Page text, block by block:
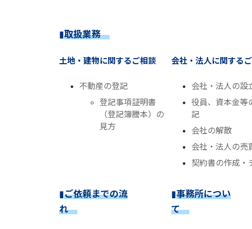
▮取扱業務
土地・建物に関するご相談
不動産の登記
登記事項証明書
（登記簿謄本）の
見方
会社・法人に関する
会社・法人の設
役員、資本金等
記
会社の解散
会社・法人の売
契約書の作成・
▮ご依頼までの流
れ
▮事務所につい
て